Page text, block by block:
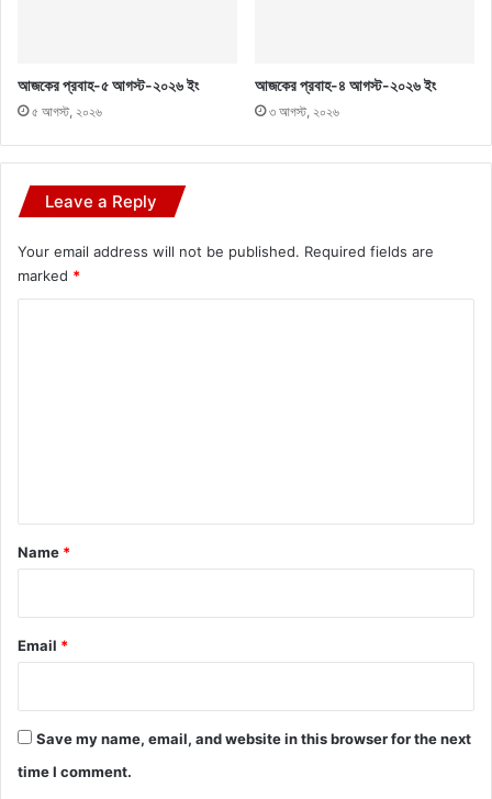
আজকের প্রবাহ-৫ আগস্ট-২০২৬ ইং
৫ আগস্ট, ২০২৬
আজকের প্রবাহ-৪ আগস্ট-২০২৬ ইং
৩ আগস্ট, ২০২৬
Leave a Reply
Your email address will not be published. Required fields are
marked *
*
Name *
Email *
Save my name, email, and website in this browser for the next
time I comment.